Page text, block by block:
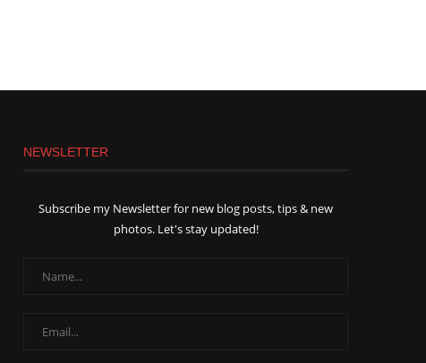
NEWSLETTER
Subscribe my Newsletter for new blog posts, tips & new
photos. Let's stay updated!